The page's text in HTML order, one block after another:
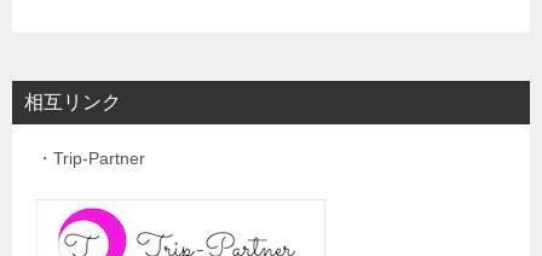
相互リンク
・Trip-Partner